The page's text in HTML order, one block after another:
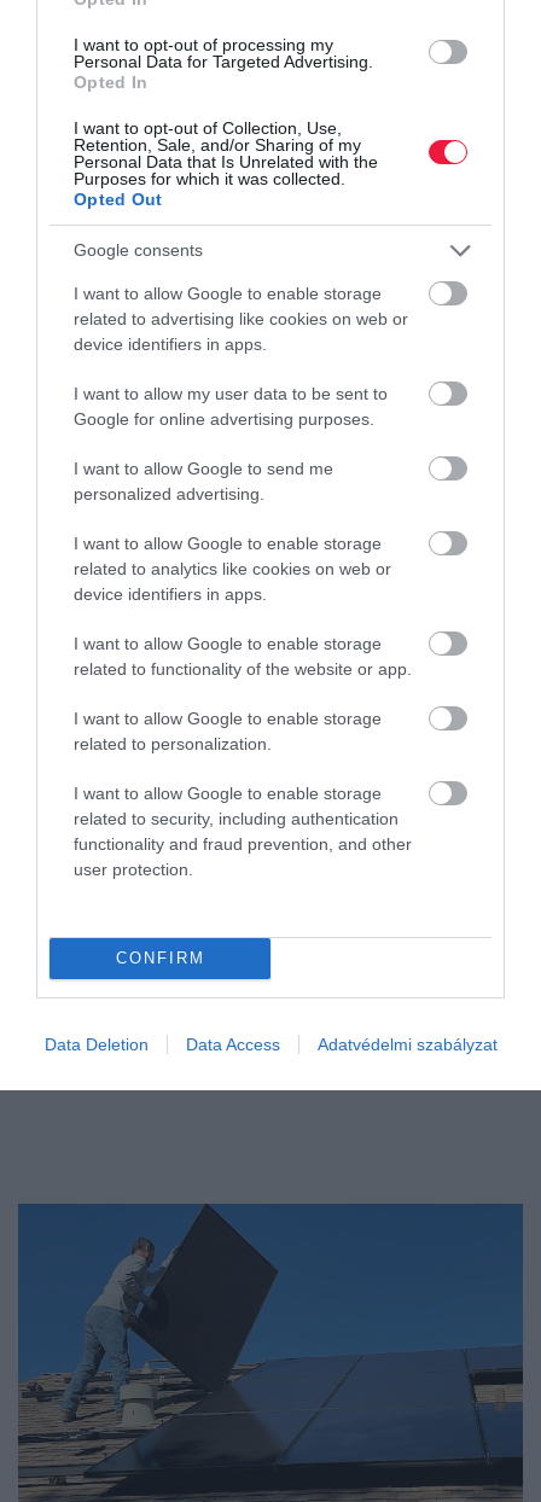
I want to opt-out of processing my
Personal Data for Targeted Advertising.
Opted In
I want to opt-out of Collection, Use,
Retention, Sale, and/or Sharing of my
Personal Data that Is Unrelated with the
Purposes for which it was collected.
Opted Out
Google consents
I want to allow Google to enable storage
related to advertising like cookies on web or
device identifiers in apps.
I want to allow my user data to be sent to
Google for online advertising purposes.
I want to allow Google to send me
personalized advertising.
I want to allow Google to enable storage
related to analytics like cookies on web or
device identifiers in apps.
I want to allow Google to enable storage
related to functionality of the website or app.
I want to allow Google to enable storage
related to personalization.
I want to allow Google to enable storage
related to security, including authentication
functionality and fraud prevention, and other
user protection.
CONFIRM
Data Deletion Data Access Adatvédelmi szabályzat
Milyen a „jó” hőszivattyús rendszer?
„Egy modern hőszivattyús rendszer akkor működik igazán jól, ha
egységekből áll össze, hanem egyetlen, egységes rendszerként
szolgálja a felhasználót. Tapasztalataink szerint a valódi komfort
és hatékonyság csak így érhető el – amikor minden elem
összehangoltan működik.”
Hajnal Ferenc kiemelte, hogy az Easykit lakossági megoldásainak
megbízhatóságát az a szemlélet adja, hogy minden fejlesztés valós
„Az a célunk, hogy a családi házakba telepített rendszerek
működjenek, felesleges bonyolítás nélkül’– fogalmazott.
építőipar fejlesztések újítás technika